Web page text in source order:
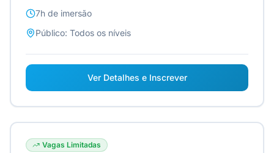
7h de imersão
Público: Todos os níveis
Ver Detalhes e Inscrever
Vagas Limitadas